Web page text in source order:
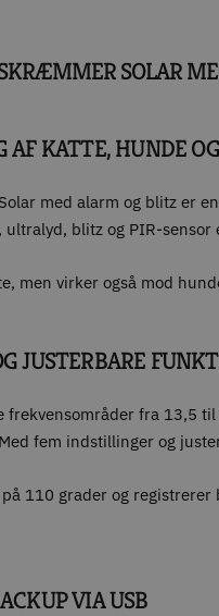
SOLAR
KATTE, HUNDE
med alarm og blitz er
ultralyd, blitz og PIR-
men virker også mod
JUSTERBARE
fra 13,5
fem indstillinger og
110 grader og
VIA USB